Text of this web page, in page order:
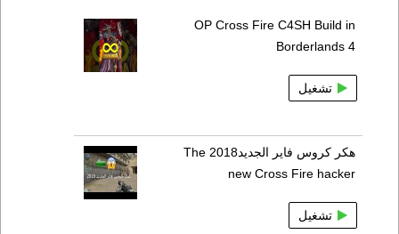
OP Cross Fire C4SH Build in
Borderlands 4
تشغيل
هكر كروس فاير الجديد2018 The
new Cross Fire hacker
تشغيل